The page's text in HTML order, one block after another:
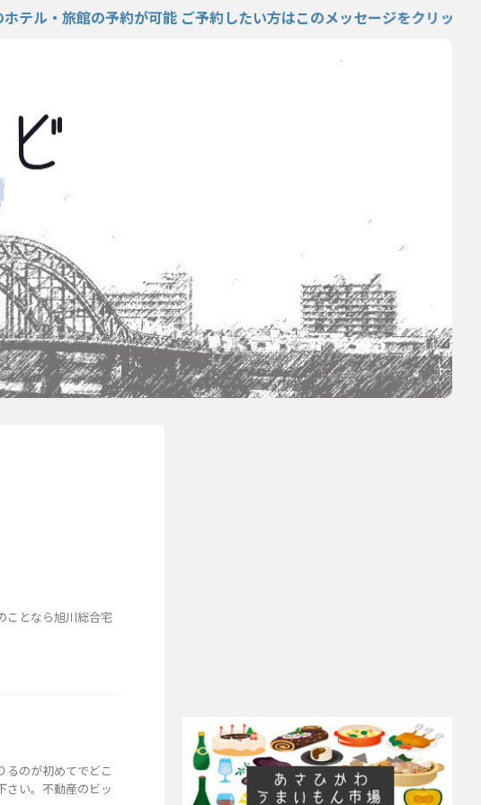
旅館の予約が可能 ご予約したい方はこのメッセージをクリック
ことなら旭川総合宅
るのが初めてでどこ
さい。不動産のビッ